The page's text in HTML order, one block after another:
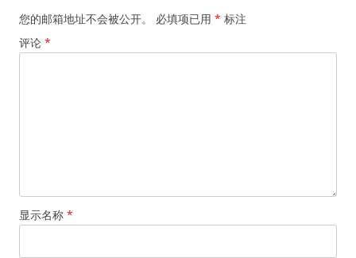
您的邮箱地址不会被公开。 必填项已用 * 标注
评论 *
显示名称 *